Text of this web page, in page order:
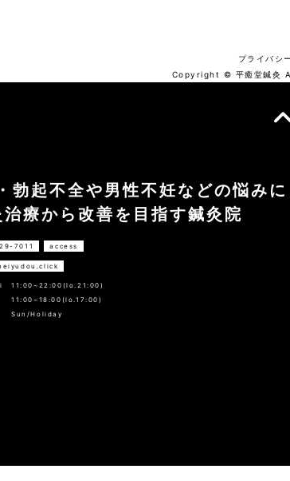
プライバシ
Copyright © 平癒堂鍼灸
勃起不全や男性不妊などの悩みに
治療から改善を目指す鍼灸院
7011 access
11:00~22:00(lo.21:00)
11:00~18:00(lo.17:00)
Sun/Holiday